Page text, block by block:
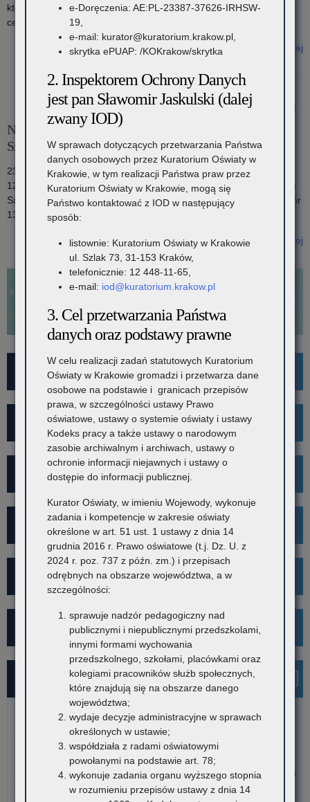
których odbywały się warsztaty oraz spotkania, mające na celu
celebrowanie potencjału dziewczyn, nastolatek i młodych kobiet.
Czytaj więcej
31 października 2025
Nadanie imion Samorządowemu Przedszkolu nr 31 oraz
Szkole Podstawowej nr 13
23 października 2025 roku w Zespole Szkolno-Przedszkolnym nr
12 w Krakowie odbyła się uroczystość związana z nadaniem imion
Samorządowemu Przedszkolu nr 31 w oraz Szkole Podstawowej nr
13 w Krakowie.
Czytaj więcej
o: Nadanie imion Samorządowemu Przedszkolu nr 31 oraz Szkole
Podstawowej nr 13
For Foreigners
Wykaz szkół i placówek
Rekrutacja
Mediacje
Projekt Kibicuj z Klasą
Kampania społeczna "Ustal z Babcią Hasło"
Najnowsze informacje
7 sierpnia 2026
Informacja o liczbie wolnych miejsc na semestr pierwszy klas I
publicznych szkół policealnych, branżowych szkół II stopnia i
szkół dla dorosłych (publicznych liceów ogólnokształcących) na
terenie województwa małopolskiego – rekrutacja na rok
e-Doręczenia: AE:PL-23387-37626-IRHSW-
19,
e-mail: kurator@kuratorium.krakow.pl,
skrytka ePUAP: /KOKrakow/skrytka
2. Inspektorem Ochrony Danych
jest pan Sławomir Jaskulski (dalej
zwany IOD)
W sprawach dotyczących przetwarzania Państwa
danych osobowych przez Kuratorium Oświaty w
Krakowie, w tym realizacji Państwa praw przez
Kuratorium Oświaty w Krakowie, mogą się
Państwo kontaktować z IOD w następujący
sposób:
listownie: Kuratorium Oświaty w Krakowie
ul. Szlak 73, 31-153 Kraków,
telefonicznie: 12 448-11-65,
e-mail: iod@kuratorium.krakow.pl
3. Cel przetwarzania Państwa
danych oraz podstawy prawne
W celu realizacji zadań statutowych Kuratorium
Oświaty w Krakowie gromadzi i przetwarza dane
osobowe na podstawie i granicach przepisów
prawa, w szczególności ustawy Prawo
oświatowe, ustawy o systemie oświaty i ustawy
Kodeks pracy a także ustawy o narodowym
zasobie archiwalnym i archiwach, ustawy o
ochronie informacji niejawnych i ustawy o
dostępie do informacji publicznej.
Kurator Oświaty, w imieniu Wojewody, wykonuje
zadania i kompetencje w zakresie oświaty
określone w art. 51 ust. 1 ustawy z dnia 14
grudnia 2016 r. Prawo oświatowe (t.j. Dz. U. z
2024 r. poz. 737 z późn. zm.) i przepisach
odrębnych na obszarze województwa, a w
szczególności:
sprawuje nadzór pedagogiczny nad
publicznymi i niepublicznymi przedszkolami,
innymi formami wychowania
przedszkolnego, szkołami, placówkami oraz
kolegiami pracowników służb społecznych,
które znajdują się na obszarze danego
województwa;
wydaje decyzje administracyjne w sprawach
określonych w ustawie;
współdziała z radami oświatowymi
powołanymi na podstawie art. 78;
wykonuje zadania organu wyższego stopnia
w rozumieniu przepisów ustawy z dnia 14